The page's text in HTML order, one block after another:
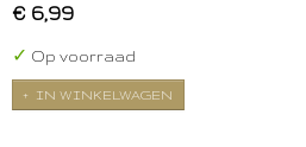
€ 6,99
✓ Op voorraad
IN WINKELWAGEN